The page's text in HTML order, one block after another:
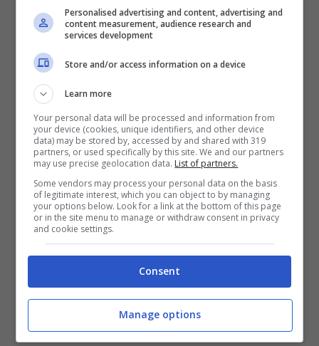
anch’esse monitorate attentamente,
poiché potrebbero influenzare le
aspettative riguardanti le prossime mosse
sui tassi di interesse e quindi le fluttuazioni
di Wall Street.
Ribasso scontato per i
mercati azionari
americani? Non è ancora
detta l’ultima parola
Secondo settimana consecutiva al ribasso
come non capitava dall’ottobre del 2023.
Personalised advertising and content, advertising and
content measurement, audience research and
services development
Store and/or access information on a device
Learn more
Your personal data will be processed and information from
your device (cookies, unique identifiers, and other device
data) may be stored by, accessed by and shared with 319
partners, or used specifically by this site. We and our partners
may use precise geolocation data. List of partners.
Some vendors may process your personal data on the basis
of legitimate interest, which you can object to by managing
your options below. Look for a link at the bottom of this page
or in the site menu to manage or withdraw consent in privacy
and cookie settings.
Consent
Manage options